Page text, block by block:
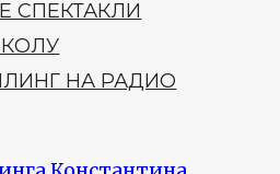
СПЕКТАКЛИ
НА РАДИО